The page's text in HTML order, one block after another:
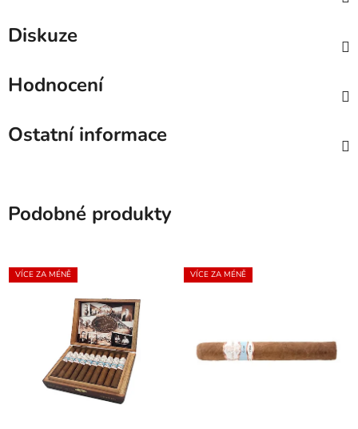
Diskuze
Hodnocení
Ostatní informace
Podobné produkty
VÍCE ZA MÉNĚ VÍCE ZA MÉNĚ